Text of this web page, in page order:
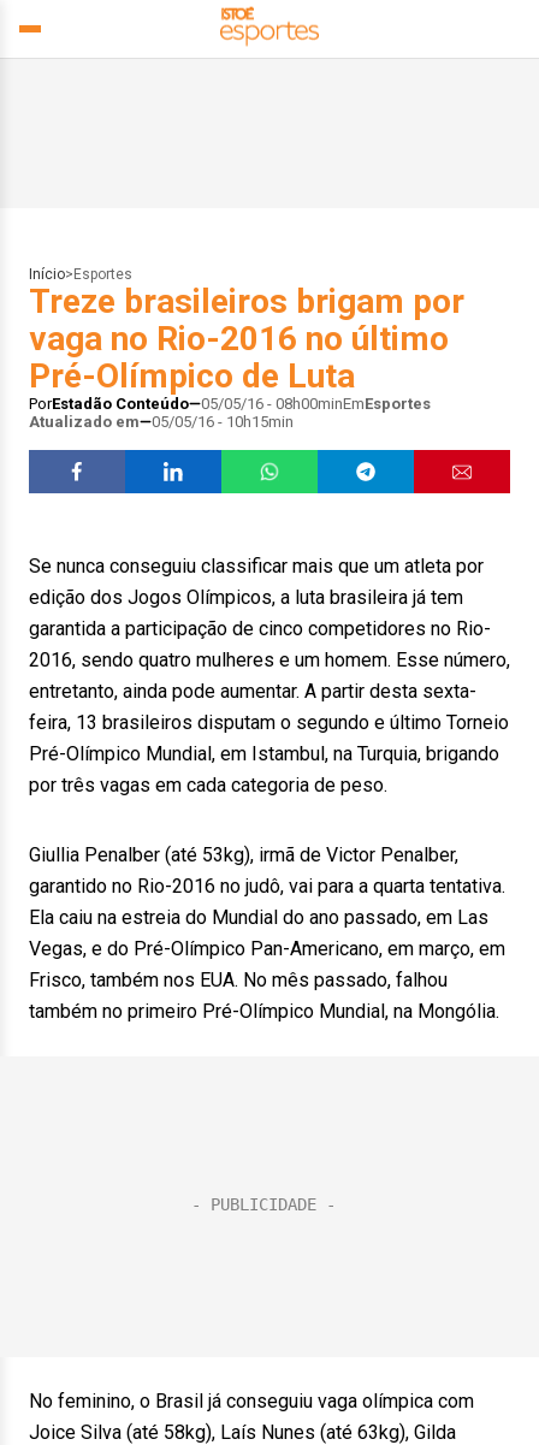
Início> Esportes
Treze brasileiros brigam por
vaga no Rio-2016 no último
Pré-Olímpico de Luta
PorEstadão Conteúdo 05/05/16 - 08h00minEmEsportes
Atualizado em
05/05/16 - 10h15min
Se nunca conseguiu classificar mais que um atleta por
edição dos Jogos Olímpicos, a luta brasileira já tem
garantida a participação de cinco competidores no Rio-
2016, sendo quatro mulheres e um homem. Esse número,
entretanto, ainda pode aumentar. A partir desta sexta-
feira, 13 brasileiros disputam o segundo e último Torneio
Pré-Olímpico Mundial, em Istambul, na Turquia, brigando
por três vagas em cada categoria de peso.
Giullia Penalber (até 53kg), irmã de Victor Penalber,
garantido no Rio-2016 no judô, vai para a quarta tentativa.
Ela caiu na estreia do Mundial do ano passado, em Las
Vegas, e do Pré-Olímpico Pan-Americano, em março, em
Frisco, também nos EUA. No mês passado, falhou
também no primeiro Pré-Olímpico Mundial, na Mongólia.
No feminino, o Brasil já conseguiu vaga olímpica com
Joice Silva (até 58kg), Laís Nunes (até 63kg), Gilda